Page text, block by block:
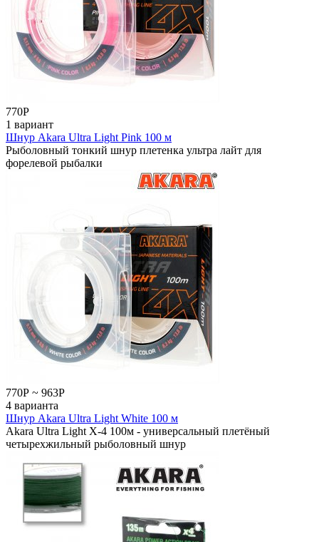
770Р
1 вариант
Шнур Akara Ultra Light Pink 100 м
Рыболовный тонкий шнур плетенка ультра лайт для
форелевой рыбалки
770Р ~ 963Р
4 варианта
Шнур Akara Ultra Light White 100 м
Akara Ultra Light X-4 100м - универсальный плетёный
четырехжильный рыболовный шнур